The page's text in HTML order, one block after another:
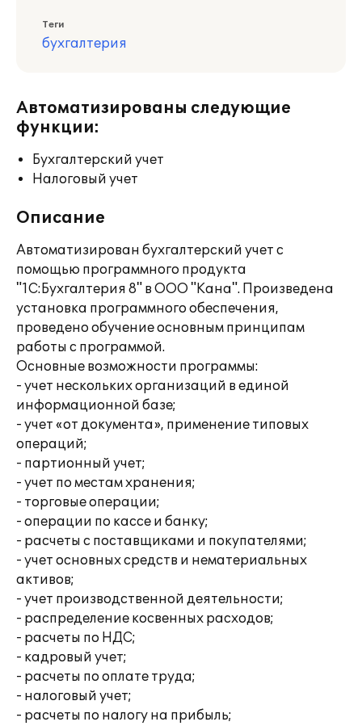
Теги
бухгалтерия
Автоматизированы следующие
функции:
Бухгалтерский учет
Налоговый учет
Описание
Автоматизирован бухгалтерский учет с
помощью программного продукта
"1С:Бухгалтерия 8" в ООО "Кана". Произведена
установка программного обеспечения,
проведено обучение основным принципам
работы с программой.
Основные возможности программы:
- учет нескольких организаций в единой
информационной базе;
- учет «от документа», применение типовых
операций;
- партионный учет;
- учет по местам хранения;
- торговые операции;
- операции по кассе и банку;
- расчеты с поставщиками и покупателями;
- учет основных средств и нематериальных
активов;
- учет производственной деятельности;
- распределение косвенных расходов;
- расчеты по НДС;
- кадровый учет;
- расчеты по оплате труда;
- налоговый учет;
- расчеты по налогу на прибыль;